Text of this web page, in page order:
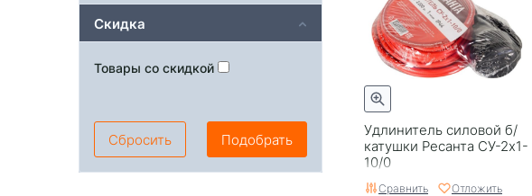
Удлинитель силовой б/
катушки Ресанта СУ-2х1-
10/0
Сравнить Отложить
Скидка
Товары со скидкой
Сбросить Подобрать